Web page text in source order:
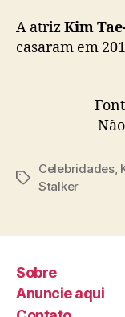
A atrizKim
casaram em
T
Celebridades,
Stalker
Sobre
Anuncie aqui